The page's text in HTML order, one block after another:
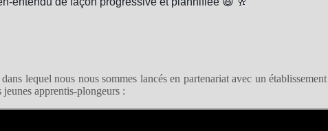
lequel nous nous sommes lancés en partenariat avec un
apprentis-plongeurs :